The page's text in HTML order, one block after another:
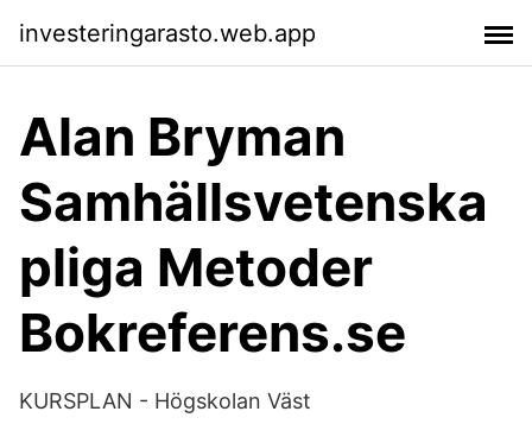
investeringarasto.web.app
Alan Bryman
Samhällsvetenska
pliga Metoder
Bokreferens.se
KURSPLAN - Högskolan Väst